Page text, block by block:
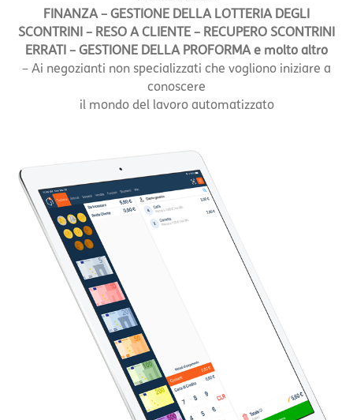
FINANZA – GESTIONE DELLA LOTTERIA DEGLI
SCONTRINI – RESO A CLIENTE – RECUPERO SCONTRINI
ERRATI – GESTIONE DELLA PROFORMA e molto altro
– Ai negozianti non specializzati che vogliono iniziare a
conoscere
il mondo del lavoro automatizzato